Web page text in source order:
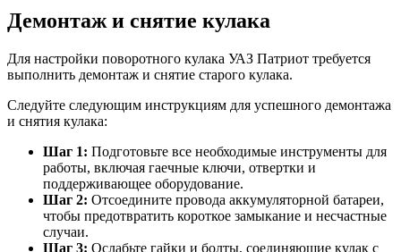
Демонтаж и снятие кулака
Для настройки поворотного кулака УАЗ Патриот требуется
выполнить демонтаж и снятие старого кулака.
Следуйте следующим инструкциям для успешного демонтажа
и снятия кулака:
Шаг 1: Подготовьте все необходимые инструменты для
работы, включая гаечные ключи, отвертки и
поддерживающее оборудование.
Шаг 2: Отсоедините провода аккумуляторной батареи,
чтобы предотвратить короткое замыкание и несчастные
случаи.
Шаг 3: Ослабьте гайки и болты, соединяющие кулак с